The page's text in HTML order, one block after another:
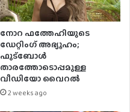
നോറ ഫത്തേഹിയുടെ
ഡേറ്റിംഗ് അഭ്യൂഹം;
ഫുട്ബോൾ
താരത്തോടൊപ്പമുള്ള
വീഡിയോ വൈറൽ
2 weeks ago